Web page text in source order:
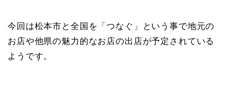
今回は松本市と全国を「つなぐ」という事で地元の
お店や他県の魅力的なお店の出店が予定されている
ようです。